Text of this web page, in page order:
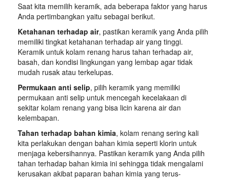
Saat kita memilih keramik, ada beberapa faktor yang harus
Anda pertimbangkan yaitu sebagai berikut.
Ketahanan terhadap air, pastikan keramik yang Anda pilih
memiliki tingkat ketahanan terhadap air yang tinggi.
Keramik untuk kolam renang harus tahan terhadap air,
basah, dan kondisi lingkungan yang lembap agar tidak
mudah rusak atau terkelupas.
Permukaan anti selip, pilih keramik yang memiliki
permukaan anti selip untuk mencegah kecelakaan di
sekitar kolam renang yang bisa licin karena air dan
kelembapan.
Tahan terhadap bahan kimia, kolam renang sering kali
kita perlakukan dengan bahan kimia seperti klorin untuk
menjaga kebersihannya. Pastikan keramik yang Anda pilih
tahan terhadap bahan kimia ini sehingga tidak mengalami
kerusakan akibat paparan bahan kimia yang terus-